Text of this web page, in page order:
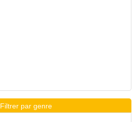
Filtrer par genre